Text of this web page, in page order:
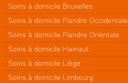
Soins à domicile Bruxelles
Soins à domicile Flandre Occidentale
Soins à domicile Flandre Orientale
Soins à domicile Hainaut
Soins à domicile Liège
Soins à domicile Limbourg